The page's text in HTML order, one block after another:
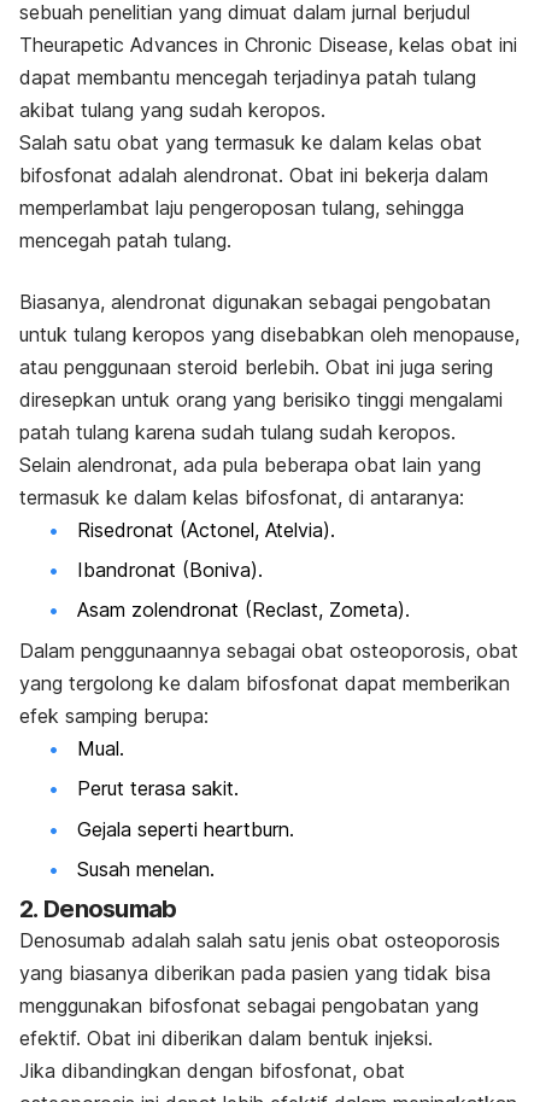
sebuah penelitian yang dimuat dalam jurnal berjudul
Theurapetic Advances in Chronic Disease, kelas obat ini
dapat membantu mencegah terjadinya patah tulang
akibat tulang yang sudah keropos.
Salah satu obat yang termasuk ke dalam kelas obat
bifosfonat adalah alendronat. Obat ini bekerja dalam
memperlambat laju pengeroposan tulang, sehingga
mencegah patah tulang.
Biasanya, alendronat digunakan sebagai pengobatan
untuk tulang keropos yang disebabkan oleh menopause,
atau penggunaan steroid berlebih. Obat ini juga sering
diresepkan untuk orang yang berisiko tinggi mengalami
patah tulang karena sudah tulang sudah keropos.
Selain alendronat, ada pula beberapa obat lain yang
termasuk ke dalam kelas bifosfonat, di antaranya:
Risedronat (Actonel, Atelvia).
Ibandronat (Boniva).
Asam zolendronat (Reclast, Zometa).
Dalam penggunaannya sebagai obat osteoporosis, obat
yang tergolong ke dalam bifosfonat dapat memberikan
efek samping berupa:
Mual.
Perut terasa sakit.
Gejala seperti heartburn.
Susah menelan.
2. Denosumab
Denosumab adalah salah satu jenis obat osteoporosis
yang biasanya diberikan pada pasien yang tidak bisa
menggunakan bifosfonat sebagai pengobatan yang
efektif. Obat ini diberikan dalam bentuk injeksi.
Jika dibandingkan dengan bifosfonat, obat